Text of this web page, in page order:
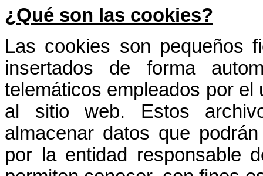
¿Qué son las cookies?
Las cookies son pequeños
insertados de forma
telemáticos empleados por
al sitio web. Estos
almacenar datos que
por la entidad responsable